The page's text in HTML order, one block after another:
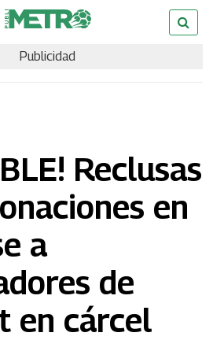
Publicidad
Reclusas
en
a
de
en cárcel